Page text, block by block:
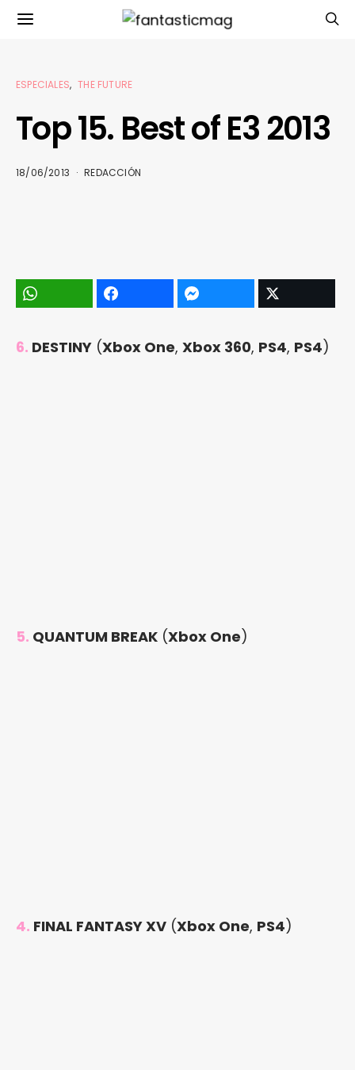
ESPECIALES THE FUTURE
Top 15. Best of E3 2013
18/06/2013 REDACCIÓN
6. DESTINY (Xbox One, Xbox 360, PS4, PS4)
5. QUANTUM BREAK (Xbox One)
4. FINAL FANTASY XV (Xbox One, PS4)